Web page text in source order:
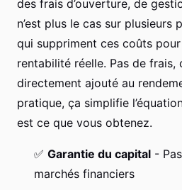
des frais d’ouverture, de
n’est plus le cas sur plusieurs
qui suppriment ces coûts
rentabilité réelle. Pas de frais,
directement ajouté au
pratique, ça simplifie
est ce que vous obtenez.
✅ Garantie du capital -
marchés financiers